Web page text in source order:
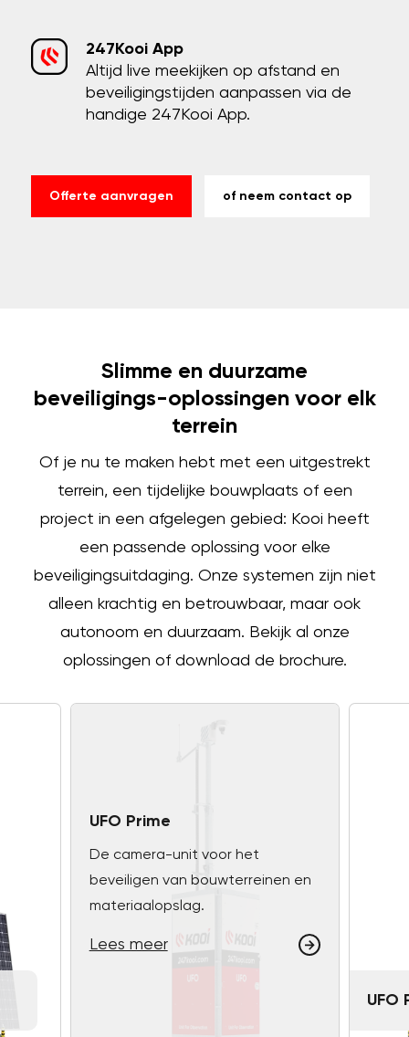
247Kooi App
Altijd live meekijken op afstand en
beveiligingstijden aanpassen via de
handige 247Kooi App.
Offerte aanvragen of neem contact op
Slimme en duurzame
beveiligings-oplossingen voor elk
terrein
Of je nu te maken hebt met een uitgestrekt
terrein, een tijdelijke bouwplaats of een
project in een afgelegen gebied: Kooi heeft
een passende oplossing voor elke
beveiligingsuitdaging. Onze systemen zijn niet
alleen krachtig en betrouwbaar, maar ook
autonoom en duurzaam. Bekijk al onze
oplossingen of download de brochure.
UFO Prime
De camera-unit voor het
beveiligen van bouwterreinen en
materiaalopslag.
Lees meer
UFO